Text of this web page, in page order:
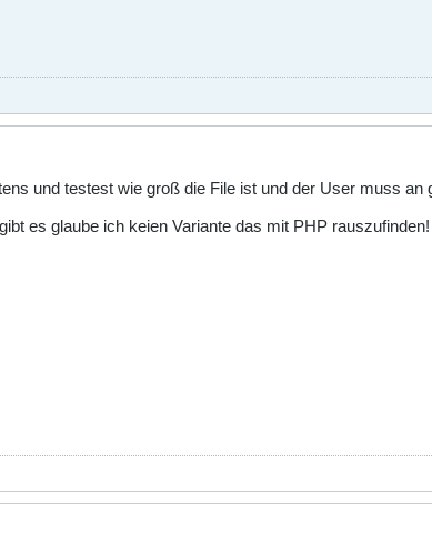
und testest wie groß die File ist und der User muss an
es glaube ich keien Variante das mit PHP rauszufinden!